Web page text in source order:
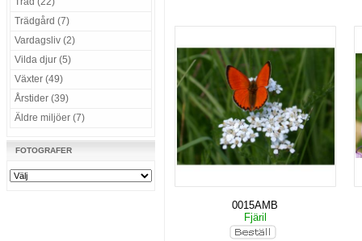
Trädgård (7)
Vardagsliv (2)
Vilda djur (5)
Växter (49)
Årstider (39)
Äldre miljöer (7)
FOTOGRAFER
0015AMB
Fjäril